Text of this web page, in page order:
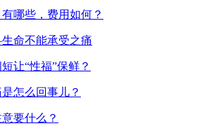
哪些，费用如何？
命不能承受之痛
让“性福”保鲜？
怎么回事儿？
要什么？